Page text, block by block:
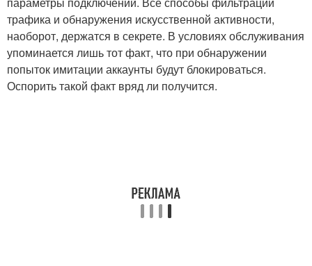
трафика и обнаружения искусственной активности,
наоборот, держатся в секрете. В условиях обслуживания
упоминается лишь тот факт, что при обнаружении
попыток имитации аккаунты будут блокироваться.
Оспорить такой факт вряд ли получится.